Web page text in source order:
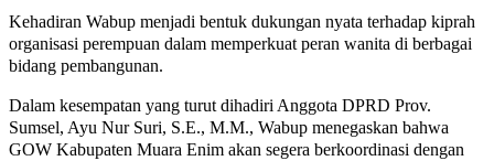
Kehadiran Wabup menjadi bentuk dukungan nyata terhadap kiprah
organisasi perempuan dalam memperkuat peran wanita di berbagai
bidang pembangunan.
Dalam kesempatan yang turut dihadiri Anggota DPRD Prov.
Sumsel, Ayu Nur Suri, S.E., M.M., Wabup menegaskan bahwa
GOW Kabupaten Muara Enim akan segera berkoordinasi dengan